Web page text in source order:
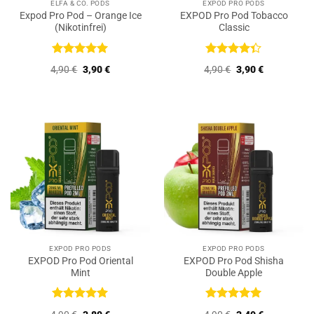
ELFA & CO. PODS
Expod Pro Pod – Orange Ice
(Nikotinfrei)
Bewertet
mit 5 von
4,90€ Ursprünglicher
Preis
3,90€Aktueller
EXPOD PRO PODS
EXPOD Pro Pod Tobacco
Classic
Bewertet
mit 4.33
4,90€ Ursprünglicher
Preis
3,90€Aktueller
EXPOD PRO PODS
EXPOD Pro Pod Oriental
Mint
Bewertet
EXPOD PRO PODS
EXPOD Pro Pod Shisha
Double Apple
Bewertet